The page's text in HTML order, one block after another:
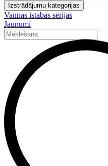
Izstrādājumu kategorijas
Vannas istabas sērijas
Jaunumi